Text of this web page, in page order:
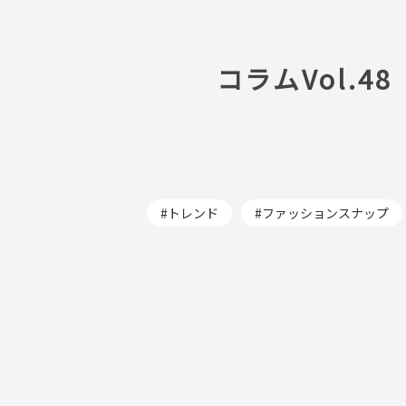
コラムVol.48
トレンド ファッションスナップ